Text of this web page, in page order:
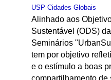
USP Cidades Globais
Alinhado aos
Sustentável (ODS)
Seminários
tem por objetivo
e o estímulo a boas
compartilhamento